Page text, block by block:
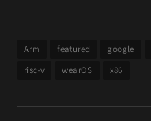
Arm featured google
risc-v
wearOS x86